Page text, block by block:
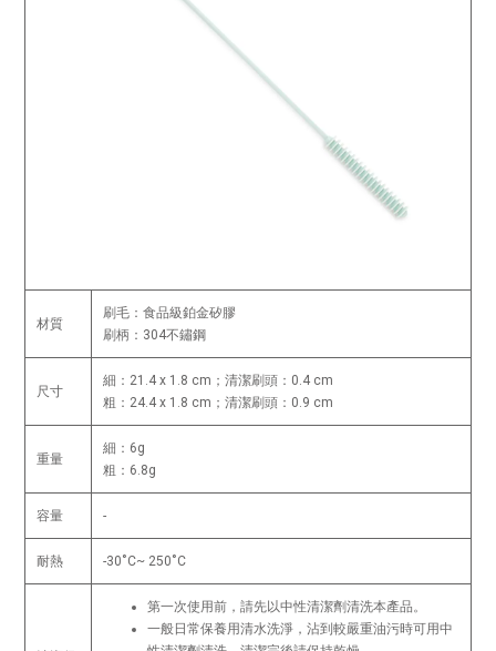
材質
刷毛：食品級鉑金矽膠
刷柄：304不鏽鋼
尺寸
細：21.4 x 1.8 cm；清潔刷頭：0.4 cm
粗：24.4 x 1.8 cm；清潔刷頭：0.9 cm
重量
細：6g
粗：6.8g
容量 -
耐熱 -30˚C~ 250˚C
第一次使用前，請先以中性清潔劑清洗本產品。
一般日常保養用清水洗淨，沾到較嚴重油污時可用中